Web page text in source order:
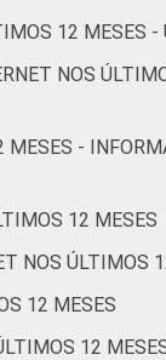
12 MESES -
NOS
-
12 MESES
NOS ÚLTIMOS
12 MESES
12